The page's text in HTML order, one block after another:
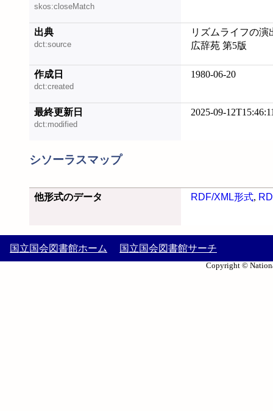
skos:closeMatch
出典
dct:source
リズムライフの
広辞苑 第5版
作成日
dct:created
1980-06-20
最終更新日
dct:modified
2025-09-
シソーラスマップ
他形式のデータ RDF/XML形式,
国立国会図書館ホーム 国立国会図書館サーチ
Copyright ©